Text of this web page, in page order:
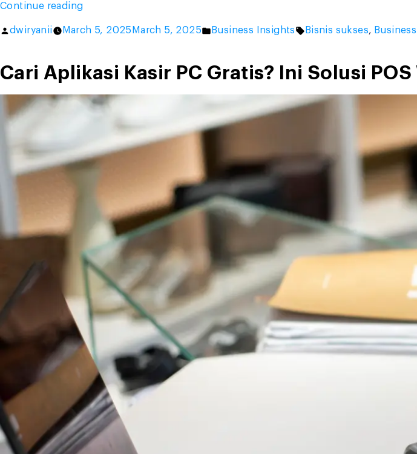
Continue reading“Invoice
Pengertian,
dan
Cara
Membuatnya
dengan
Posted
dwiryanii March 5, 2025 March 5, 2025
Posted
Business Insights Tags:
Bisnis sukses,
Cari Aplikasi Kasir PC Gratis? Ini Solusi